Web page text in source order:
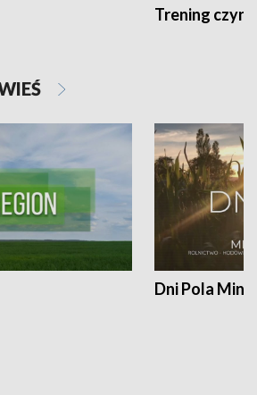
Trening czyni
Dni Pola